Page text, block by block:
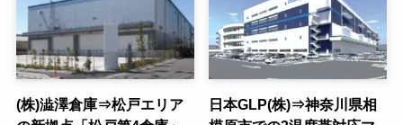
(株)澁澤倉庫⇒松戸エリア
日本GLP(株)⇒神奈川県相